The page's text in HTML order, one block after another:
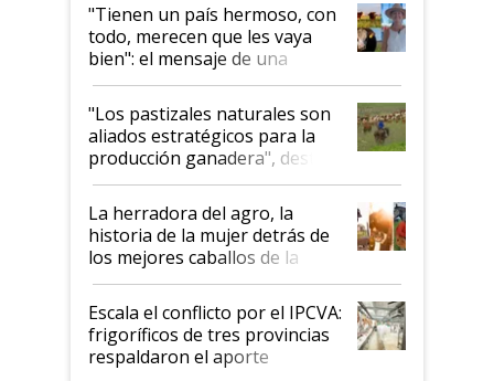
"Tienen un país hermoso, con
todo, merecen que les vaya
bien": el mensaje de una
ganadera uruguaya sobre las
oportunidades que se abren
para el agro en Argentina, con
foco en la carne
"Los pastizales naturales son
aliados estratégicos para la
producción ganadera", destaca
la iniciativa que ya reúne a 46
establecimientos en Argentina
La herradora del agro, la
historia de la mujer detrás de
los mejores caballos de la
Argentina y los mitos que
todavía hacen sufrir a estos
animales: "Mientras me
descalificaban, yo seguí
haciendo currículum"
Escala el conflicto por el IPCVA:
frigoríficos de tres provincias
respaldaron el aporte